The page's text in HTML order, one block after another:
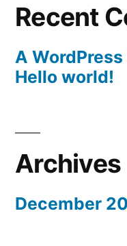
Recent
A
Hello world!
Archives
December